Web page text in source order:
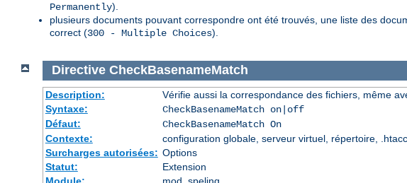
Permanently).
plusieurs documents pouvant correspondre ont été trouvés, une liste des
correct (300 - Multiple Choices).
Directive CheckBasenameMatch
Description:
Vérifie aussi la correspondance des fichiers, même
Syntaxe:
CheckBasenameMatch on|off
Défaut:
CheckBasenameMatch On
Contexte:
configuration globale, serveur virtuel, répertoire,
Surcharges autorisées: Options
Statut:
Extension